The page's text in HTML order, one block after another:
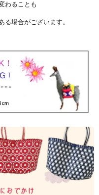
わることも
る場合がございます。